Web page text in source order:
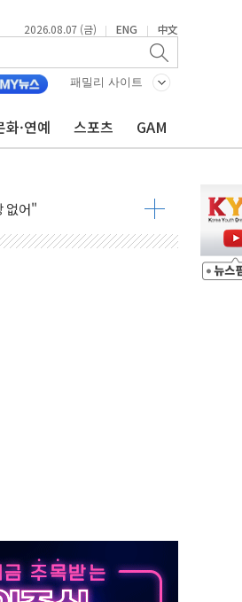
2026.08.07 (금) | ENG | 中文
패밀리 사이트
화·연예 스포츠 GAM
'
금값 보합
없어"
리티 구체화
크·피그마·앱러빈↓
업 상승세 뚜렷